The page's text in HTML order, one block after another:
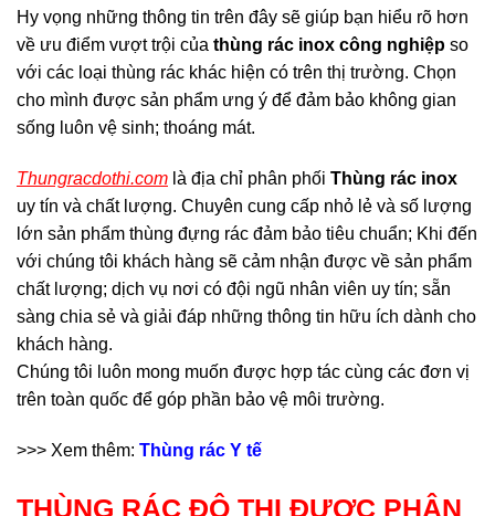
Hy vọng những thông tin trên đây sẽ giúp bạn hiểu rõ hơn
về ưu điểm vượt trội của thùng rác inox công nghiệp so
với các loại thùng rác khác hiện có trên thị trường. Chọn
cho mình được sản phẩm ưng ý để đảm bảo không gian
sống luôn vệ sinh; thoáng mát.
Thungracdothi.com là địa chỉ phân phối Thùng rác inox
uy tín và chất lượng. Chuyên cung cấp nhỏ lẻ và số lượng
lớn sản phẩm thùng đựng rác đảm bảo tiêu chuẩn; Khi đến
với chúng tôi khách hàng sẽ cảm nhận được về sản phẩm
chất lượng; dịch vụ nơi có đội ngũ nhân viên uy tín; sẵn
sàng chia sẻ và giải đáp những thông tin hữu ích dành cho
khách hàng.
Chúng tôi luôn mong muốn được hợp tác cùng các đơn vị
trên toàn quốc để góp phần bảo vệ môi trường.
>>> Xem thêm: Thùng rác Y tế
THÙNG RÁC ĐÔ THỊ ĐƯỢC PHÂN